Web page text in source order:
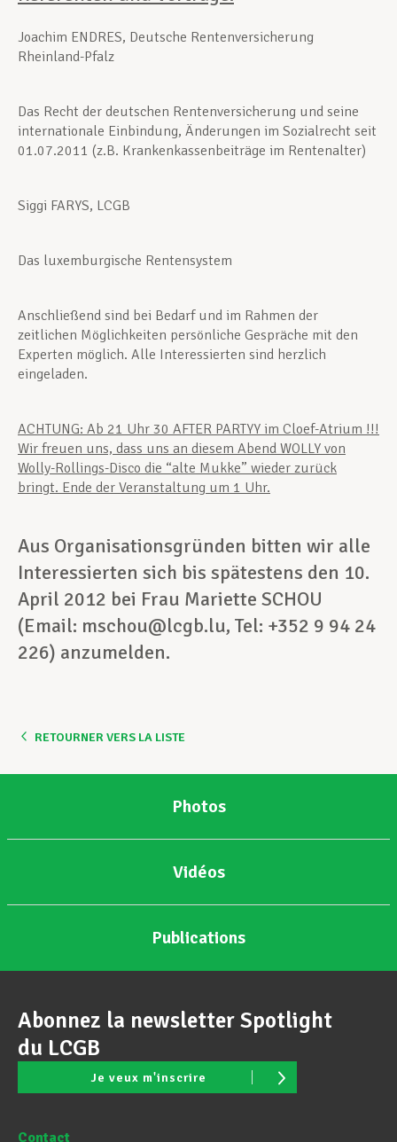
Joachim ENDRES, Deutsche Rentenversicherung
Rheinland-Pfalz
Das Recht der deutschen Rentenversicherung und seine
internationale Einbindung, Änderungen im Sozialrecht seit
01.07.2011 (z.B. Krankenkassenbeiträge im Rentenalter)
Siggi FARYS, LCGB
Das luxemburgische Rentensystem
Anschließend sind bei Bedarf und im Rahmen der
zeitlichen Möglichkeiten persönliche Gespräche mit den
Experten möglich. Alle Interessierten sind herzlich
eingeladen.
ACHTUNG: Ab 21 Uhr 30 AFTER PARTYY im Cloef-Atrium !!!
Wir freuen uns, dass uns an diesem Abend WOLLY von
Wolly-Rollings-Disco die “alte Mukke” wieder zurück
bringt. Ende der Veranstaltung um 1 Uhr.
Aus Organisationsgründen bitten wir alle
Interessierten sich bis spätestens den 10.
April 2012 bei Frau Mariette SCHOU
(Email: mschou@lcgb.lu, Tel: +352 9 94 24
226) anzumelden.
RETOURNER VERS LA LISTE
Photos
Vidéos
Publications
Abonnez la newsletter Spotlight
du LCGB
Je veux m'inscrire
Contact